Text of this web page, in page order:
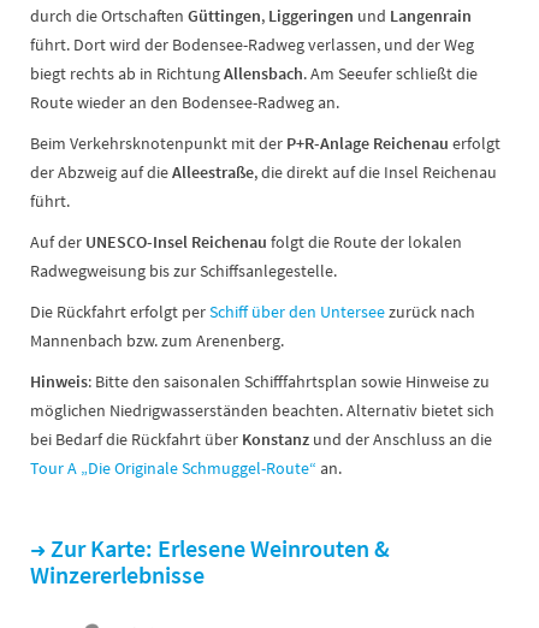
durch die Ortschaften Güttingen, Liggeringen und Langenrain
führt. Dort wird der Bodensee-Radweg verlassen, und der Weg
biegt rechts ab in RichtungAllensbach. Am Seeufer schließt die
Route wieder an den Bodensee-Radweg an.
Beim Verkehrsknotenpunkt mit der P+R-Anlage Reichenau erfolgt
der Abzweig auf dieAlleestraße, die direkt auf die Insel Reichenau
führt.
Auf der UNESCO-Insel Reichenau folgt die Route der lokalen
Radwegweisung bis zur Schiffsanlegestelle.
Die Rückfahrt erfolgt perSchiff über den Unterseezurück nach
Mannenbach bzw. zum Arenenberg.
Hinweis: Bitte den saisonalen Schifffahrtsplan sowie Hinweise zu
möglichen Niedrigwasserständen beachten. Alternativ bietet sich
bei Bedarf die Rückfahrt über Konstanz und der Anschluss an die
Tour A „Die Originale Schmuggel-Route“ an.
➜ Zur Karte: Erlesene Weinrouten &
Winzererlebnisse